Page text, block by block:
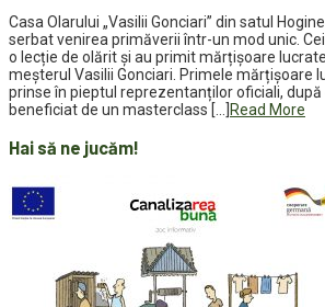
Casa Olarului „Vasilii Gonciari” din satul
serbat venirea primăverii într-un mod unic.
o lecție de olărit și au primit mărțișoare
meșterul Vasilii Gonciari. Primele mărțișoare
prinse în pieptul reprezentanților oficiali, după
beneficiat de un masterclass […] Read More
Hai să ne jucăm!